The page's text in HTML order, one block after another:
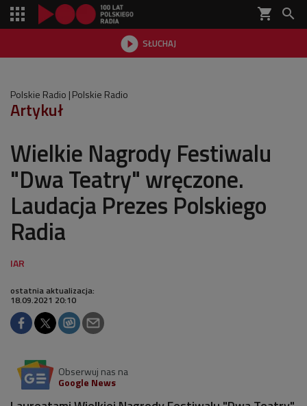
shopping_cart 
 SŁUCHAJ

Polskie Radio Polskie Radio
Artykuł
Wielkie Nagrody Festiwalu
"Dwa Teatry" wręczone.
Laudacja Prezes Polskiego
Radia
ostatnia aktualizacja:
18.09.2021 20:10
Obserwuj nas na
Google News